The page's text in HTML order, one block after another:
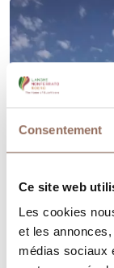
Consentement
Ce site web
Les cookies
et les
médias sociaux